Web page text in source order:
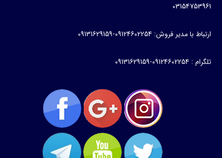
03154753961
ارتباط با مدیر فروش: 09124602254-09131629159
تلگرام : 09124602254-09131629159